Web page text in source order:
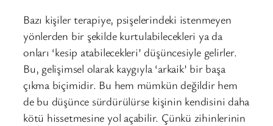
Bazı kişiler terapiye, psişelerindeki istenmeyen
yönlerden bir şekilde kurtulabilecekleri ya da
onları ‘kesip atabilecekleri’ düşüncesiyle gelirler.
Bu, gelişimsel olarak kaygıyla ‘arkaik’ bir başa
çıkma biçimidir. Bu hem mümkün değildir hem
de bu düşünce sürdürülürse kişinin kendisini daha
kötü hissetmesine yol açabilir. Çünkü zihinlerinin